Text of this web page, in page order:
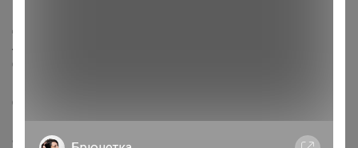
Доставка: Платная
Артикул поставщика: 2332910
Страна: Россия
Состав: Бумага, картон
Материалы: бумага, картон
Фасовка: по 1 шт